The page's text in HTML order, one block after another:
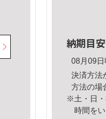
納期目安
08月09日
決済方法
方法の場
※土・日・
時間を